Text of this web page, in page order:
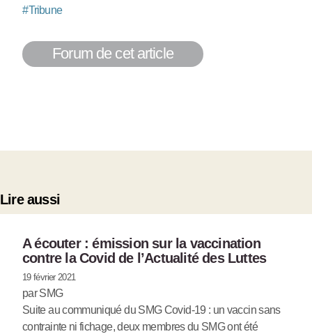
#Tribune
Forum de cet article
Lire aussi
A écouter : émission sur la vaccination
contre la Covid de l’Actualité des Luttes
19 février 2021
par SMG
Suite au communiqué du SMG Covid-19 : un vaccin sans
contrainte ni fichage, deux membres du SMG ont été